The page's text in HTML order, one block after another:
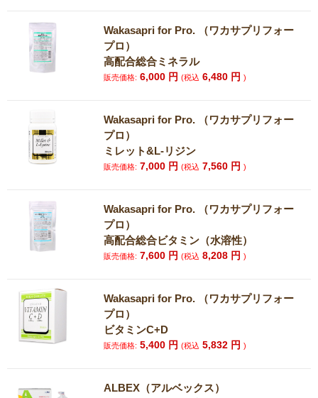
Wakasapri for Pro. （ワカサプリフォー
プロ）
高配合総合ミネラル
販売価格: 6,000 円(税込 6,480 円)
Wakasapri for Pro. （ワカサプリフォー
プロ）
ミレット&L-リジン
販売価格: 7,000 円(税込 7,560 円)
Wakasapri for Pro. （ワカサプリフォー
プロ）
高配合総合ビタミン（水溶性）
販売価格: 7,600 円(税込 8,208 円)
Wakasapri for Pro. （ワカサプリフォー
プロ）
ビタミンC+D
販売価格: 5,400 円(税込 5,832 円)
ALBEX（アルベックス）